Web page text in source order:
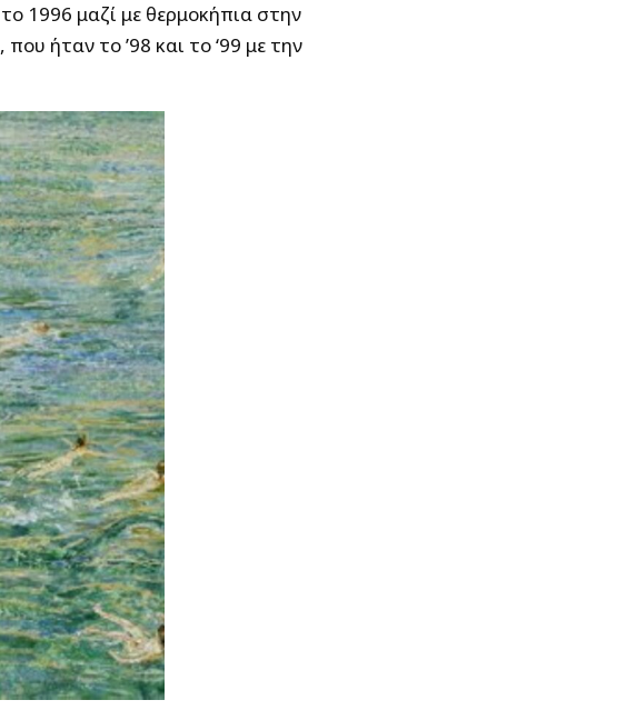
1996 μαζί με θερμοκήπια στην
ήταν το ’98 και το ‘99 με την